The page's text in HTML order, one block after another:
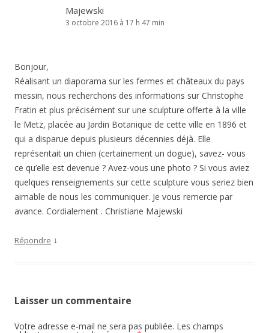
Majewski
3 octobre 2016 à 17 h 47 min
Bonjour,
Réalisant un diaporama sur les fermes et châteaux du pays
messin, nous recherchons des informations sur Christophe
Fratin et plus précisément sur une sculpture offerte à la ville
le Metz, placée au Jardin Botanique de cette ville en 1896 et
qui a disparue depuis plusieurs décennies déjà. Elle
représentait un chien (certainement un dogue), savez- vous
ce qu’elle est devenue ? Avez-vous une photo ? Si vous aviez
quelques renseignements sur cette sculpture vous seriez bien
aimable de nous les communiquer. Je vous remercie par
avance. Cordialement . Christiane Majewski
Répondre ↓
Laisser un commentaire
Votre adresse e-mail ne sera pas publiée. Les champs